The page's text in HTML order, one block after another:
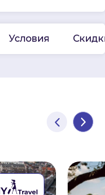
Условия